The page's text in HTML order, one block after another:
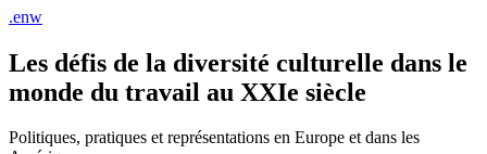
.enw
Les défis de la diversité culturelle dans le
monde du travail au XXIe siècle
Politiques, pratiques et représentations en Europe et dans les